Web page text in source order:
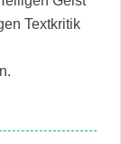
Textkritik